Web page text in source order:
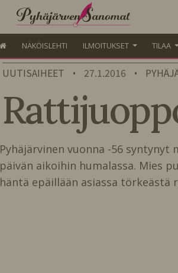
NÄKÖISLEHTI ILMOITUKSET TILAA
UUTISAIHEET • 27.1.2016 •
Pyhäjärvinen vuonna -56 syntynyt
päivän aikoihin humalassa. Mies
häntä epäillään asiassa